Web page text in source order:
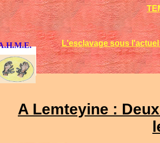
L'esclavage sous
A Lemteyine :